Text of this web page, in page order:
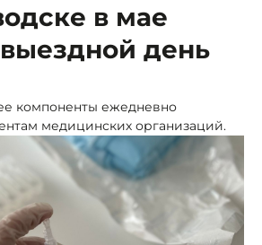
в мае
день
компоненты ежедневно
медицинских организаций.